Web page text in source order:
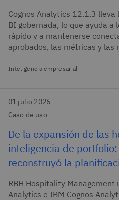
Cognos Analytics 12.1.3 lleva
BI gobernada, lo que ayuda a
rápido y a mantenerse
aprobados, las métricas y las
Inteligencia empresarial
01 julio 2026
Caso de uso
De la expansión de las
inteligencia de portfolio:
reconstruyó la
RBH Hospitality Management
Analytics e IBM Cognos